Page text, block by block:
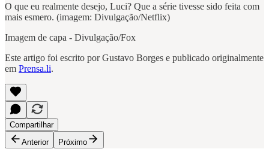
O que eu realmente desejo, Luci? Que a série tivesse sido feita com
mais esmero. (imagem: Divulgação/Netflix)
Imagem de capa - Divulgação/Fox
Este artigo foi escrito por Gustavo Borges e publicado originalmente
em Prensa.li.
Compartilhar
Anterior
Próximo